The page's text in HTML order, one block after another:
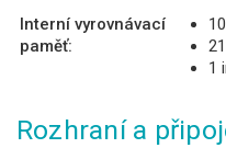
Interní vyrovnávací
paměť:
1
Rozhraní a